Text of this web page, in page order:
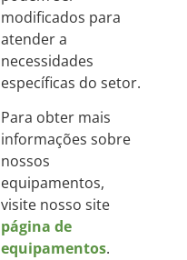
modificados para
atender a
necessidades
específicas do setor.
Para obter mais
informações sobre
nossos
equipamentos,
visite nosso site
página de
equipamentos.